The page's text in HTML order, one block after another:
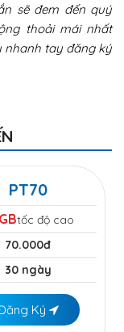
sẽ đem đến quý
thoải mái nhất
nhanh tay đăng ký
PT70
tốc độ cao
70.000đ
30 ngày
Ký